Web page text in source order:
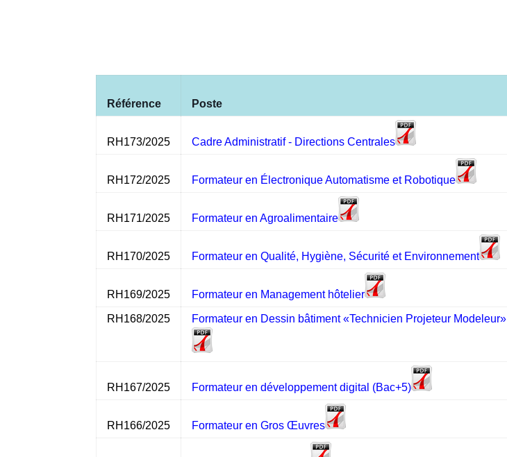
Référence Poste
RH173/2025 Cadre Administratif - Directions Centrales
RH172/2025 Formateur en Électronique Automatisme et Robotique
RH171/2025 Formateur en Agroalimentaire
RH170/2025 Formateur en Qualité, Hygiène, Sécurité et Environnement
RH169/2025 Formateur en Management hôtelier
RH168/2025 Formateur en Dessin bâtiment «Technicien Projeteur Modeleur»
RH167/2025 Formateur en développement digital (Bac+5)
RH166/2025 Formateur en Gros Œuvres